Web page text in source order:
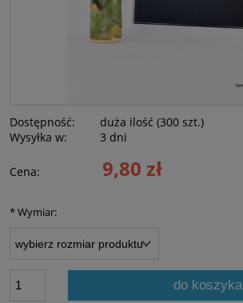
Dostępność:
duża ilość (300 szt.)
Wysyłka w:
3 dni
Cena: 9,80 zł
*Wymiar:
do koszyka